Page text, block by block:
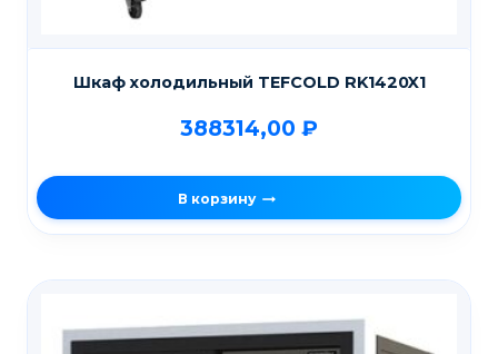
Шкаф холодильный TEFCOLD RK1420X1
388314,00 ₽
В корзину